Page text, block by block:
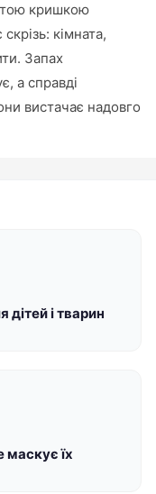
кришкою
кімната,
Запах
а справді
вистачає надовго
і тварин
маскує їх